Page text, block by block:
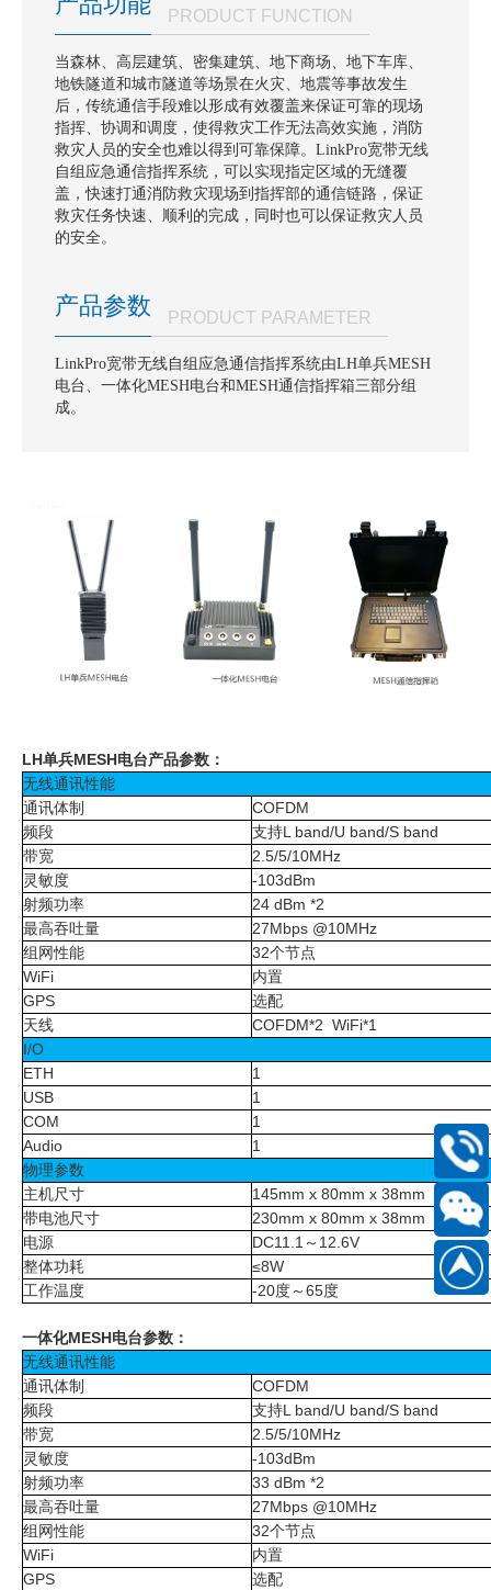
PRODUCT FUNCTION
当森林、高层建筑、密集建筑、地下商场、地下车库、
地铁隧道和城市隧道等场景在火灾、地震等事故发生
后，传统通信手段难以形成有效覆盖来保证可靠的现场
指挥、协调和调度，使得救灾工作无法高效实施，消防
救灾人员的安全也难以得到可靠保障。LinkPro宽带无线
自组应急通信指挥系统，可以实现指定区域的无缝覆
盖，快速打通消防救灾现场到指挥部的通信链路，保证
救灾任务快速、顺利的完成，同时也可以保证救灾人员
的安全。
产品参数 PRODUCT PARAMETER
LinkPro宽带无线自组应急通信指挥系统由LH单兵MESH
电台、一体化MESH电台和MESH通信指挥箱三部分组
成。
LH单兵MESH电台产品参数：
无线通讯性能
通讯体制
COFDM
频段
支持L band/U band/S band
带宽
2.5/5/10MHz
灵敏度
-103dBm
射频功率
24 dBm *2
最高吞吐量
27Mbps @10MHz
组网性能
32个节点
WiFi
内置
GPS
选配
天线
COFDM*2 WiFi*1
I/O
ETH
1
USB
1
COM
1
Audio
1
物理参数
主机尺寸
145mm x 80mm x 38mm ，540
带电池尺寸
230mm x 80mm x 38mm ，900 g
电源
DC11.1 ～ 12.6V
整体功耗
≤8W
工作温度
-20度～65度
一体化MESH电台参数：
无线通讯性能
通讯体制
COFDM
频段
支持L band/U band/S band
带宽
2.5/5/10MHz
灵敏度
-103dBm
射频功率
33 dBm *2
最高吞吐量
27Mbps @10MHz
组网性能
32个节点
WiFi
内置
GPS
选配
400-
168-
6661
扫
一
关
微
信
众